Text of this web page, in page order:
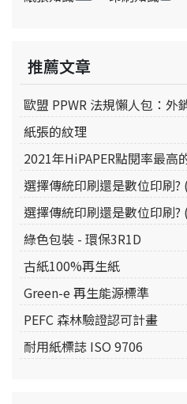
推薦文章
歐盟 PPWR 法規懶人包：外
紙張的紋理
2021年HiPAPER點閱率最高
選擇傳統印刷還是數位印刷?
選擇傳統印刷還是數位印刷?
綠色包裝 - 環保3R1D
古紙100%再生紙
Green-e 再生能源標準
PEFC 森林驗證認可計畫
耐用紙標誌 ISO 9706